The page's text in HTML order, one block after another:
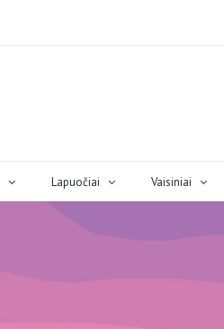
Lapuočiai Vaisiniai